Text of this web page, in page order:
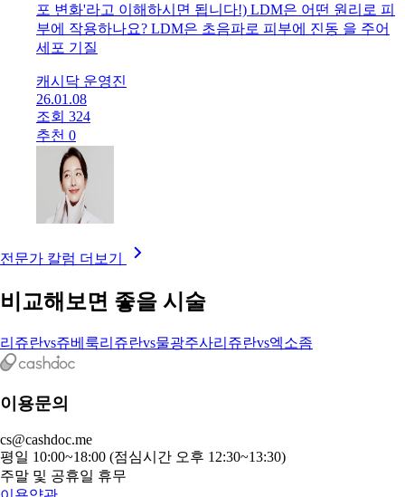
포 변화'라고 이해하시면 됩니다!) LDM은 어떤 원리로 피
부에 작용하나요? LDM은 초음파로 피부에 진동 을 주어
세포 기질
캐시닥 운영진
26.01.08
조회 324
추천 0
전문가 칼럼 더보기
비교해보면 좋을 시술
리쥬란vs쥬베룩리쥬란vs물광주사리쥬란vs엑소좀
이용문의
cs@cashdoc.me
평일 10:00~18:00 (점심시간 오후 12:30~13:30)
주말 및 공휴일 휴무